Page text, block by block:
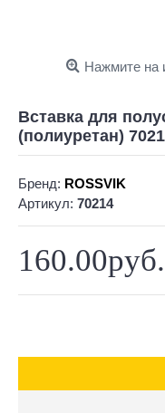
Нажмите на
Вставка для
(полиуретан)
Бренд: ROSSVIK
Артикул: 70214
160.00руб.